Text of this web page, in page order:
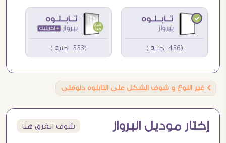
(456 جنيه ) (553 جنيه )
Ö غير النوع و شوف الشكل على التابلوه دلوقتى
إختار موديل البرواز شوف الفرق هنا